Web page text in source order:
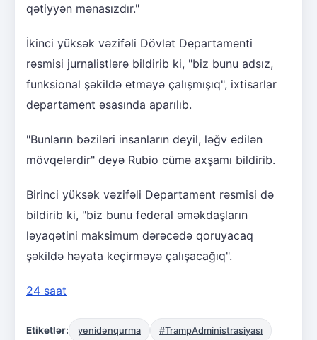
qətiyyən mənasızdır."
İkinci yüksək vəzifəli Dövlət Departamenti
rəsmisi jurnalistlərə bildirib ki, "biz bunu adsız,
funksional şəkildə etməyə çalışmışıq", ixtisarlar
departament əsasında aparılıb.
"Bunların bəziləri insanların deyil, ləğv edilən
mövqelərdir" deyə Rubio cümə axşamı bildirib.
Birinci yüksək vəzifəli Departament rəsmisi də
bildirib ki, "biz bunu federal əməkdaşların
ləyaqətini maksimum dərəcədə qoruyacaq
şəkildə həyata keçirməyə çalışacağıq".
24 saat
Etiketlər: yenidənqurma #TrampAdministrasiyası